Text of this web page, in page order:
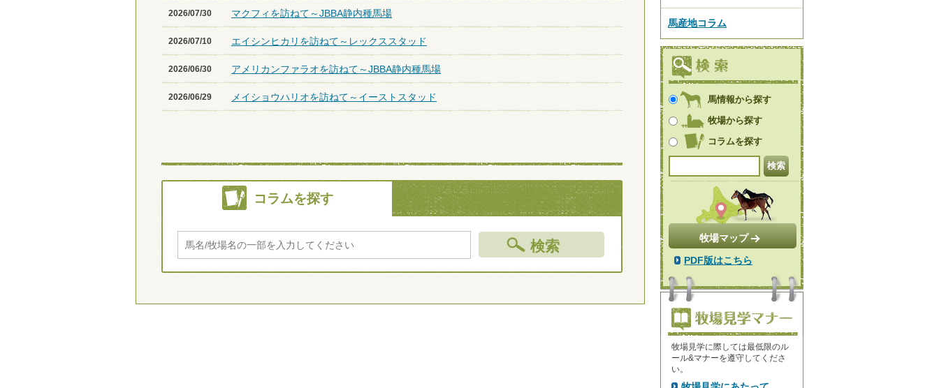
2026/07/30 マクフィを訪ねて～JBBA静内種馬場
2026/07/10 エイシンヒカリを訪ねて～レックススタッド
2026/06/30 アメリカンファラオを訪ねて～JBBA静内種馬場
2026/06/29 メイショウハリオを訪ねて～イーストスタッド
コラムを探す
馬産地コラム
馬情報から探す
牧場から探す
コラムを探す
牧場マップ
PDF版はこちら
牧場見学に際しては最低限のル
ール&マナーを遵守してくださ
い。